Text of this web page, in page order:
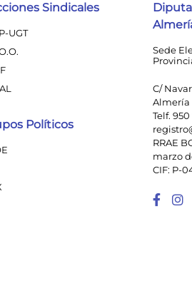
Sindicales
UGT
Políticos
Sede
C/
Almería
Telf. 950
RRAE
marzo
CIF: P-